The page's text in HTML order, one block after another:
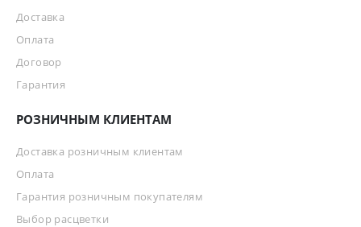
Доставка
Оплата
Договор
Гарантия
РОЗНИЧНЫМ КЛИЕНТАМ
Доставка розничным клиентам
Оплата
Гарантия розничным покупателям
Выбор расцветки